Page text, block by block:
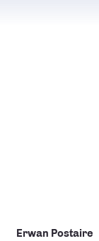
Erwan Postaire